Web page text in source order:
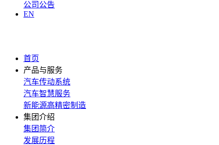
公司公告
EN
首页
产品与服务
汽车传动系统
汽车智慧服务
新能源高精密制造
集团介绍
集团简介
发展历程